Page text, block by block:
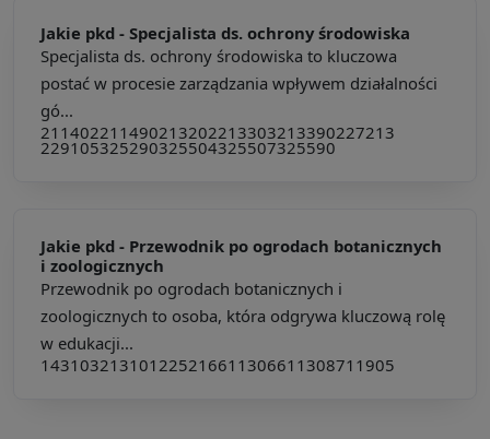
Jakie pkd - Specjalista ds. ochrony środowiska
Specjalista ds. ochrony środowiska to kluczowa
postać w procesie zarządzania wpływem działalności
gó...
211402211490213202213303213390227213
229105325290325504325507325590
Jakie pkd - Przewodnik po ogrodach botanicznych
i zoologicznych
Przewodnik po ogrodach botanicznych i
zoologicznych to osoba, która odgrywa kluczową rolę
w edukacji...
143103213101 225216611306611308711905